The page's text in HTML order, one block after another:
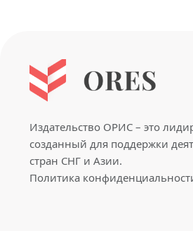
Издательство ОРИС – это
созданный для поддержки
стран СНГ и Азии.
Политика